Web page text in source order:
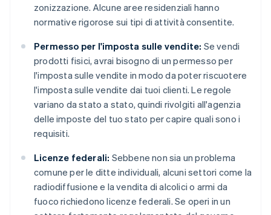
zonizzazione. Alcune aree residenziali hanno
normative rigorose sui tipi di attività consentite.
Permesso per l'imposta sulle vendite: Se vendi
prodotti fisici, avrai bisogno di un permesso per
l'imposta sulle vendite in modo da poter riscuotere
l'imposta sulle vendite dai tuoi clienti. Le regole
variano da stato a stato, quindi rivolgiti all'agenzia
delle imposte del tuo stato per capire quali sono i
requisiti.
Licenze federali: Sebbene non sia un problema
comune per le ditte individuali, alcuni settori come la
radiodiffusione e la vendita di alcolici o armi da
fuoco richiedono licenze federali. Se operi in un